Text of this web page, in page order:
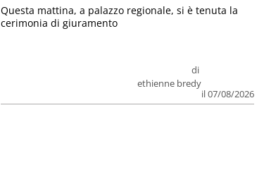
di
ethienne bredy
il 07/08/2026
Questa mattina, a palazzo regionale, si è tenuta la
cerimonia di giuramento